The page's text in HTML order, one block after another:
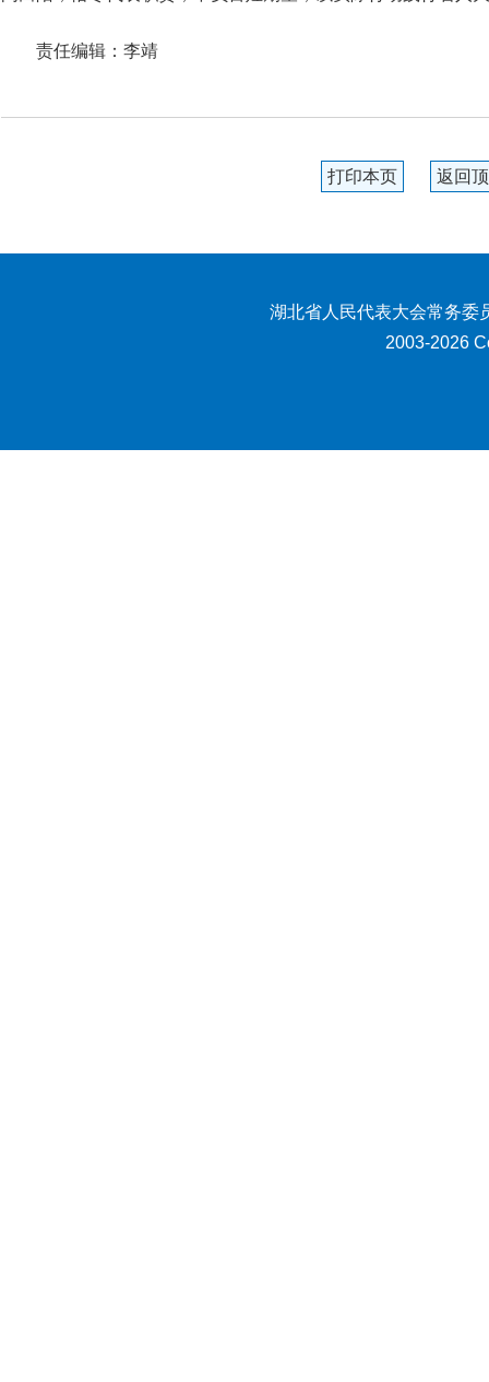
责任编辑：李靖
打印本页 返回
湖北省人民代表大会常务委
2003-2026